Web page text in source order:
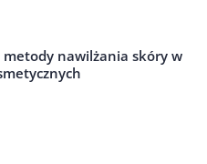
metody nawilżania skóry w